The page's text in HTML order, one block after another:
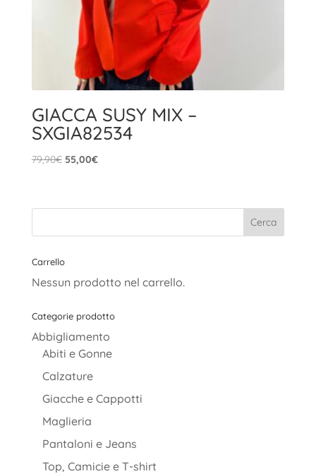
GIACCA SUSY MIX –
SXGIA82534
79,90€ Il
era:
55,00€Il
è:
Carrello
Nessun prodotto nel carrello.
Categorie prodotto
Abbigliamento
Abiti e Gonne
Calzature
Giacche e Cappotti
Maglieria
Pantaloni e Jeans
Top, Camicie e T-shirt